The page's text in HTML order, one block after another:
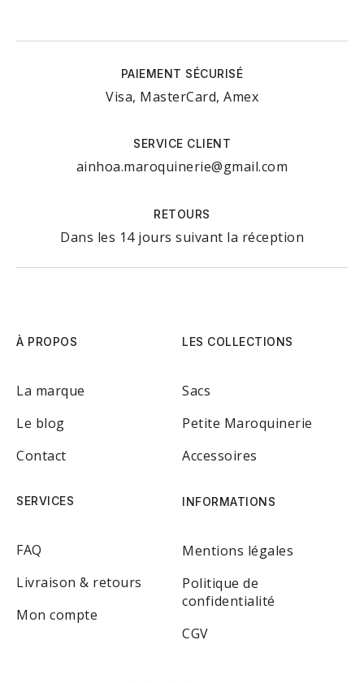
PAIEMENT SÉCURISÉ
Visa, MasterCard, Amex
SERVICE CLIENT
ainhoa.maroquinerie@gmail.com
RETOURS
Dans les 14 jours suivant la réception
À PROPOS
La marque
Le blog
Contact
LES COLLECTIONS
Sacs
Petite Maroquinerie
Accessoires
SERVICES
FAQ
Livraison & retours
Mon compte
INFORMATIONS
Mentions légales
Politique de
confidentialité
CGV